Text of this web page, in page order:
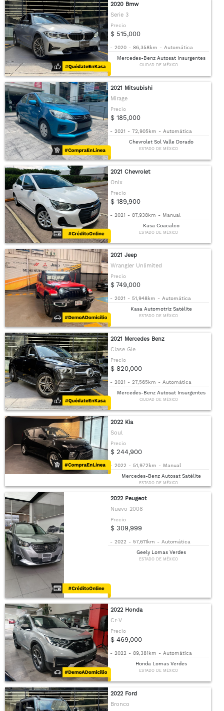
2020 Bmw
Serie 3
Precio
$ 515,000
- 2020 - 86,358km - Automática
Mercedes-Benz Autosat Insurgentes
CIUDAD DE MÉXICO
2021 Mitsubishi
Mirage
Precio
$ 185,000
- 2021 - 72,905km - Automática
Chevrolet Sol Valle Dorado
ESTADO DE MÉXICO
2021 Chevrolet
Onix
Precio
$ 189,900
- 2021 - 87,938km - Manual
Kasa Coacalco
ESTADO DE MÉXICO
2021 Jeep
Wrangler Unlimited
Precio
$ 749,000
- 2021 - 51,948km - Automática
Kasa Automotriz Satélite
ESTADO DE MÉXICO
2021 Mercedes Benz
Clase Gle
Precio
$ 820,000
- 2021 - 27,565km - Automática
Mercedes-Benz Autosat Insurgentes
CIUDAD DE MÉXICO
2022 Kia
Soul
Precio
$ 244,900
- 2022 - 51,972km - Manual
Mercedes-Benz Autosat Satélite
ESTADO DE MÉXICO
2022 Peugeot
Nuevo 2008
Precio
$ 309,999
- 2022 - 57,611km - Automática
Geely Lomas Verdes
ESTADO DE MÉXICO
2022 Honda
Cr-V
Precio
$ 469,000
- 2022 - 89,381km - Automática
Honda Lomas Verdes
ESTADO DE MÉXICO
2022 Ford
Bronco